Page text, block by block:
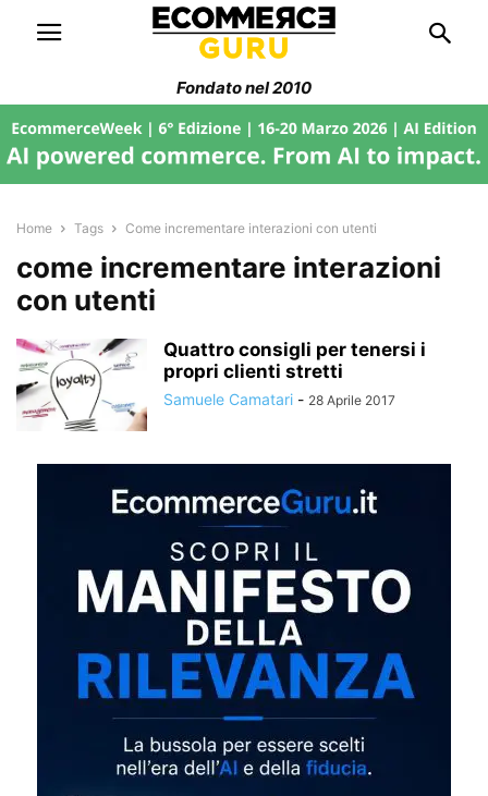
Fondato nel 2010
Home Tags Come incrementare interazioni con utenti
come incrementare interazioni
con utenti
Quattro consigli per tenersi i
propri clienti stretti
Samuele Camatari - 28 Aprile 2017